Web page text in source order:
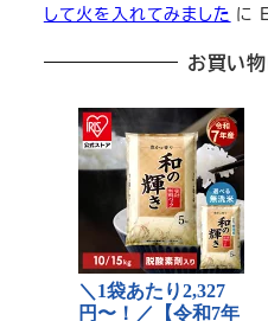
して火を入れてみました に
お買い